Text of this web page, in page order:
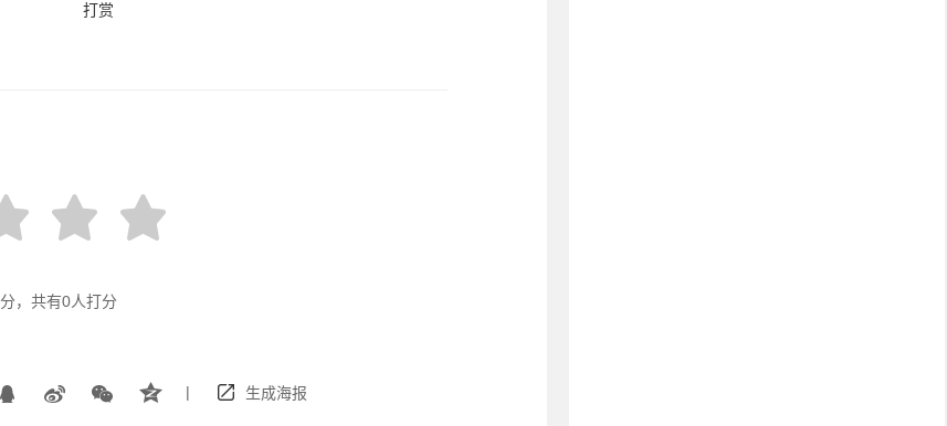
打赏
分，共有0人打分
| 生成海报